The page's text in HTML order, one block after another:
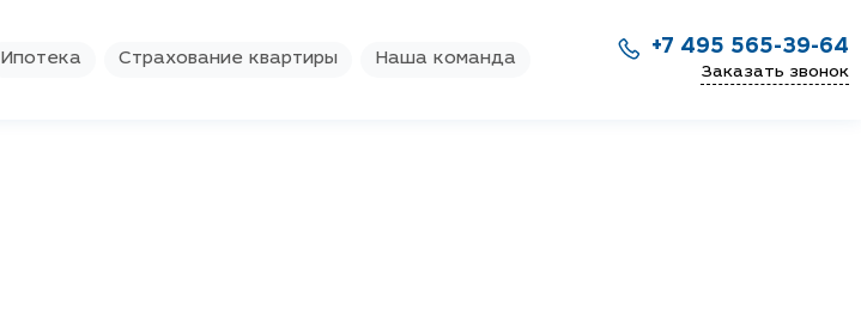
Ипотека Страхование квартиры Наша команда
+7 495 565-39-64
Заказать звонок